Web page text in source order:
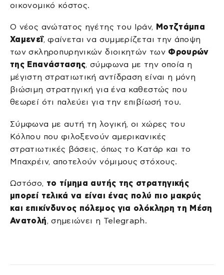
οικονομικό κόστος.
Ο νέος ανώτατος ηγέτης του Ιράν, Μοτζτάμπα
Χαμενεΐ, φαίνεται να συμμερίζεται την άποψη
των σκληροπυρηνικών διοικητών των Φρουρών
της Επανάστασης, σύμφωνα με την οποία η
μέγιστη στρατιωτική αντίδραση είναι η μόνη
βιώσιμη στρατηγική για ένα καθεστώς που
θεωρεί ότι παλεύει για την επιβίωσή του.
Σύμφωνα με αυτή τη λογική, οι χώρες του
Κόλπου που φιλοξενούν αμερικανικές
στρατιωτικές βάσεις, όπως το Κατάρ και το
Μπαχρέιν, αποτελούν νόμιμους στόχους.
Ωστόσο, το τίμημα αυτής της στρατηγικής
μπορεί τελικά να είναι ένας πολύ πιο μακρύς
και επικίνδυνος πόλεμος για ολόκληρη τη Μέση
Ανατολή, σημειώνει η Telegraph.